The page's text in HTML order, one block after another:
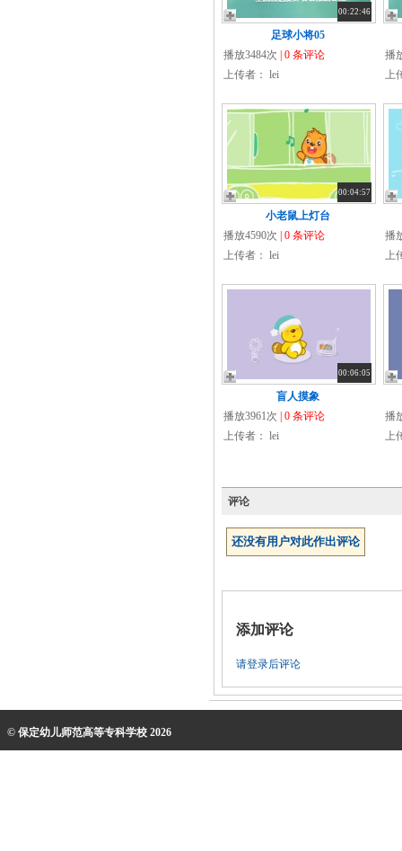
00:22:46
足球小将05
播放3484次
| 0 条评论
上传者： lei
播
上
00:04:57
小老鼠上灯台
播放4590次
| 0 条评论
上传者： lei
播
上
00:06:05
盲人摸象
播放3961次
| 0 条评论
上传者： lei
播
上
评论
还没有用户对此作出评论
添加评论
请登录后评论
© 保定幼儿师范高等专科学校 2026